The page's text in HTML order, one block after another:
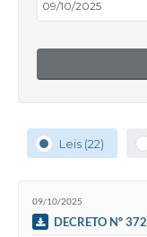
Editais
Leis (22)
09/10/2025
DECRETO Nº